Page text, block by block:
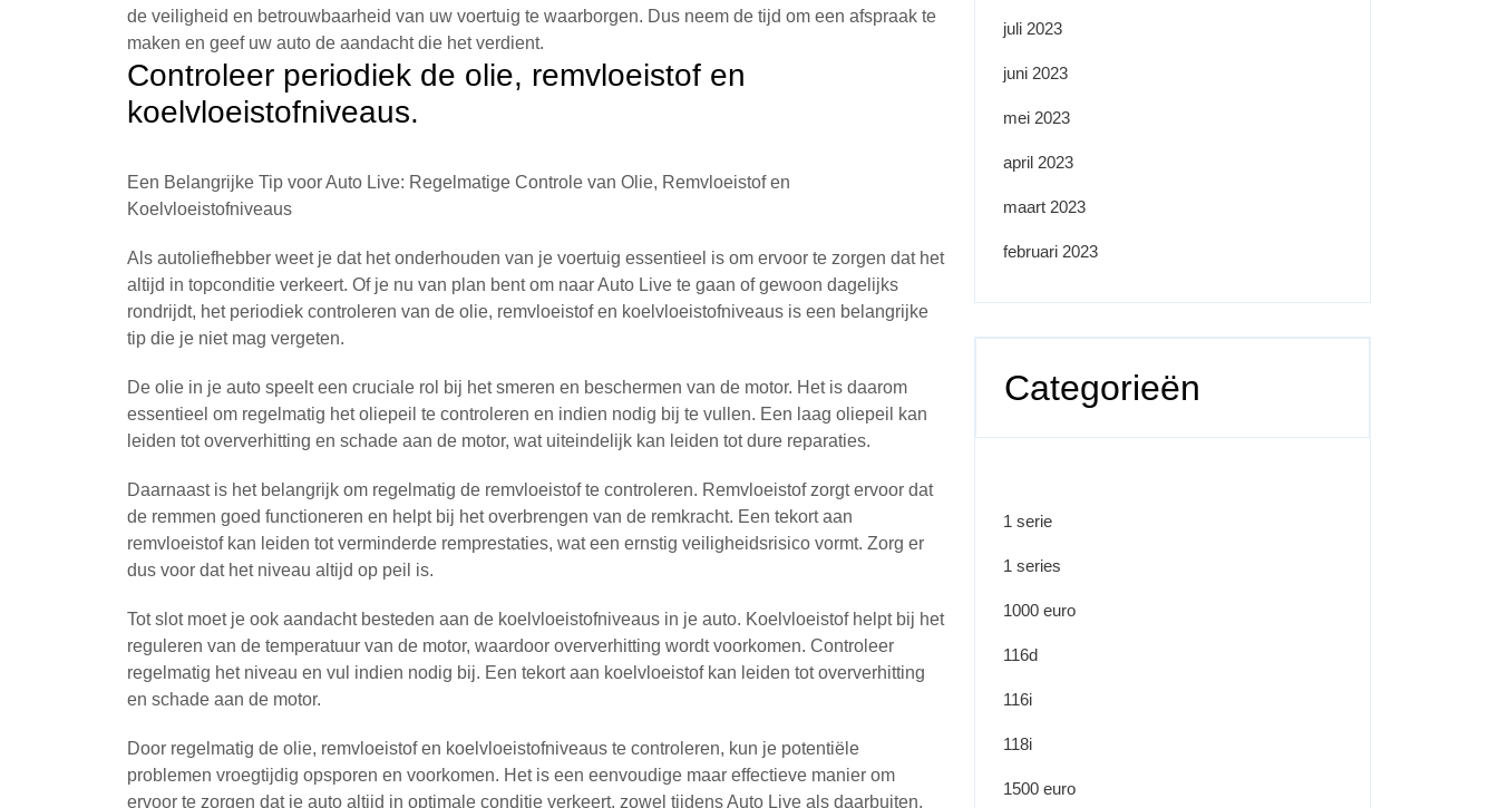
de veiligheid en betrouwbaarheid van uw voertuig te waarborgen. Dus neem de tijd om een afspraak te
maken en geef uw auto de aandacht die het verdient.
Controleer periodiek de olie, remvloeistof en
koelvloeistofniveaus.
Een Belangrijke Tip voor Auto Live: Regelmatige Controle van Olie, Remvloeistof en
Koelvloeistofniveaus
Als autoliefhebber weet je dat het onderhouden van je voertuig essentieel is om ervoor te zorgen dat het
altijd in topconditie verkeert. Of je nu van plan bent om naar Auto Live te gaan of gewoon dagelijks
rondrijdt, het periodiek controleren van de olie, remvloeistof en koelvloeistofniveaus is een belangrijke
tip die je niet mag vergeten.
De olie in je auto speelt een cruciale rol bij het smeren en beschermen van de motor. Het is daarom
essentieel om regelmatig het oliepeil te controleren en indien nodig bij te vullen. Een laag oliepeil kan
leiden tot oververhitting en schade aan de motor, wat uiteindelijk kan leiden tot dure reparaties.
Daarnaast is het belangrijk om regelmatig de remvloeistof te controleren. Remvloeistof zorgt ervoor dat
de remmen goed functioneren en helpt bij het overbrengen van de remkracht. Een tekort aan
remvloeistof kan leiden tot verminderde remprestaties, wat een ernstig veiligheidsrisico vormt. Zorg er
dus voor dat het niveau altijd op peil is.
Tot slot moet je ook aandacht besteden aan de koelvloeistofniveaus in je auto. Koelvloeistof helpt bij het
reguleren van de temperatuur van de motor, waardoor oververhitting wordt voorkomen. Controleer
regelmatig het niveau en vul indien nodig bij. Een tekort aan koelvloeistof kan leiden tot oververhitting
en schade aan de motor.
Door regelmatig de olie, remvloeistof en koelvloeistofniveaus te controleren, kun je potentiële
problemen vroegtijdig opsporen en voorkomen. Het is een eenvoudige maar effectieve manier om
ervoor te zorgen dat je auto altijd in optimale conditie verkeert, zowel tijdens Auto Live als daarbuiten.
juli 2023
juni 2023
mei 2023
april 2023
maart 2023
februari 2023
Categorieën
1 serie
1 series
1000 euro
116d
116i
118i
1500 euro